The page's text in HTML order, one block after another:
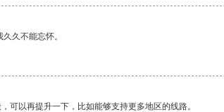
久不能忘怀。
可以再提升一下，比如能够支持更多地区的线路。